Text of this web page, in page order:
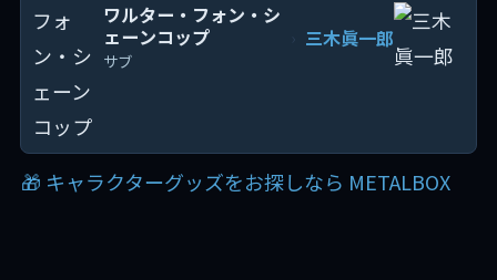
ワルター・フォン・シ
ェーンコップ
サブ
三木眞一郎
🎁 キャラクターグッズをお探しなら METALBOX